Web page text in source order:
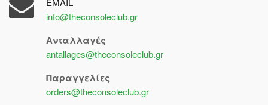
info@theconsoleclub.gr
Ανταλλαγές
antallages@theconsoleclub.gr
Παραγγελίες
orders@theconsoleclub.gr